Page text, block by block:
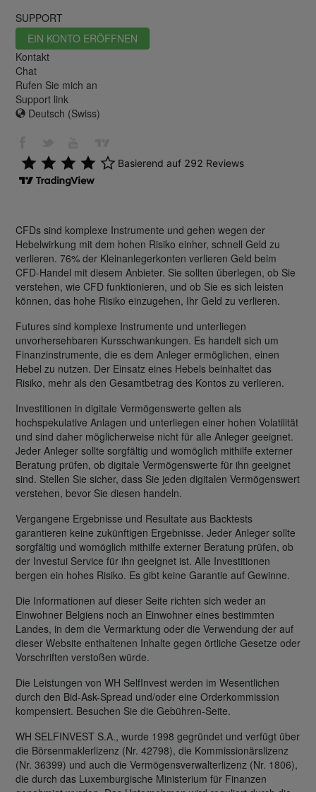
SUPPORT
EIN KONTO ERÖFFNEN
Kontakt
Chat
Rufen Sie mich an
Support link
Deutsch (Swiss)
CFDs sind komplexe Instrumente und gehen wegen der
Hebelwirkung mit dem hohen Risiko einher, schnell Geld zu
verlieren. 76% der Kleinanlegerkonten verlieren Geld beim
CFD-Handel mit diesem Anbieter. Sie sollten überlegen, ob Sie
verstehen, wie CFD funktionieren, und ob Sie es sich leisten
können, das hohe Risiko einzugehen, Ihr Geld zu verlieren.
Futures sind komplexe Instrumente und unterliegen
unvorhersehbaren Kursschwankungen. Es handelt sich um
Finanzinstrumente, die es dem Anleger ermöglichen, einen
Hebel zu nutzen. Der Einsatz eines Hebels beinhaltet das
Risiko, mehr als den Gesamtbetrag des Kontos zu verlieren.
Investitionen in digitale Vermögenswerte gelten als
hochspekulative Anlagen und unterliegen einer hohen Volatilität
und sind daher möglicherweise nicht für alle Anleger geeignet.
Jeder Anleger sollte sorgfältig und womöglich mithilfe externer
Beratung prüfen, ob digitale Vermögenswerte für ihn geeignet
sind. Stellen Sie sicher, dass Sie jeden digitalen Vermögenswert
verstehen, bevor Sie diesen handeln.
Vergangene Ergebnisse und Resultate aus Backtests
garantieren keine zukünftigen Ergebnisse. Jeder Anleger sollte
sorgfältig und womöglich mithilfe externer Beratung prüfen, ob
der Investui Service für ihn geeignet ist. Alle Investitionen
bergen ein hohes Risiko. Es gibt keine Garantie auf Gewinne.
Die Informationen auf dieser Seite richten sich weder an
Einwohner Belgiens noch an Einwohner eines bestimmten
Landes, in dem die Vermarktung oder die Verwendung der auf
dieser Website enthaltenen Inhalte gegen örtliche Gesetze oder
Vorschriften verstoßen würde.
Die Leistungen von WH SelfInvest werden im Wesentlichen
durch den Bid-Ask-Spread und/oder eine Orderkommission
kompensiert. Besuchen Sie die Gebühren-Seite.
WH SELFINVEST S.A., wurde 1998 gegründet und verfügt über
die Börsenmaklerlizenz (Nr. 42798), die Kommissionärslizenz
(Nr. 36399) und auch die Vermögensverwalterlizenz (Nr. 1806),
die durch das Luxemburgische Ministerium für Finanzen